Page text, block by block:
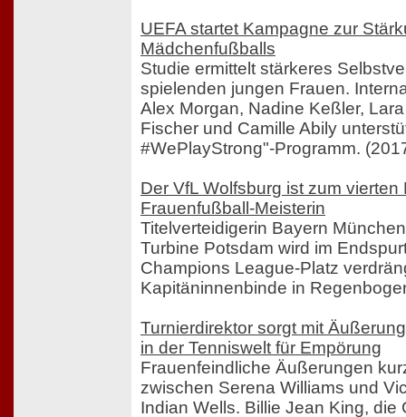
UEFA startet Kampagne zur
Mädchenfußballs
Studie ermittelt stärkeres
spielenden jungen Frauen.
Alex Morgan, Nadine Keßler,
Fischer und Camille Abily
#WePlayStrong"-Programm.
Der VfL Wolfsburg ist zum vierten
Frauenfußball-Meisterin
Titelverteidigerin Bayern
Turbine Potsdam wird im
Champions League-Platz
Kapitäninnenbinde in
Turnierdirektor sorgt mit
in der Tenniswelt für Empörung
Frauenfeindliche Äußerungen
zwischen Serena Williams und
Indian Wells. Billie Jean King, die